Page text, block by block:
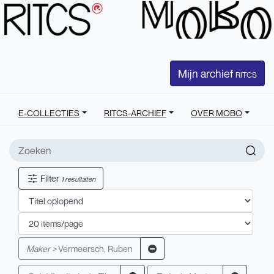
Mijn archief RITCS
E-COLLECTIES RITCS-ARCHIEF OVER MOBO
Filter 1 resultaten
Maker >Vermeersch, Ruben